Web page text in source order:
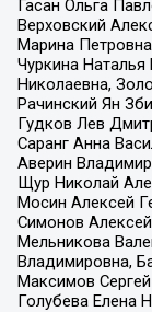
Гасан Ольга
Верховский
Марина
Чуркина
Николаевна,
Рачинский Ян
Гудков Лев
Саранг Анна
Аверин
Щур Николай
Мосин Алексей
Симонов
Мельникова
Владимировна,
Максимов
Голубева Елена